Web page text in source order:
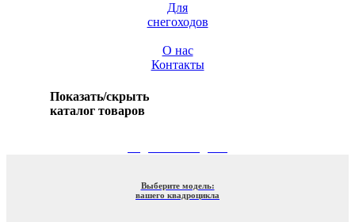
Для
снегоходов
О нас
Контакты
Показать/скрыть
каталог товаров
Выберите модель:
вашего квадроцикла